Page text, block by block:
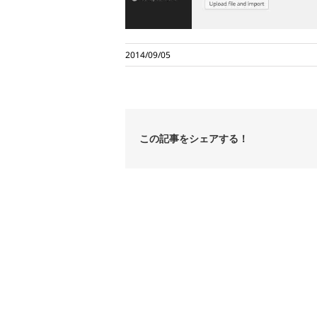
2014/09/05
この記事をシェアする！